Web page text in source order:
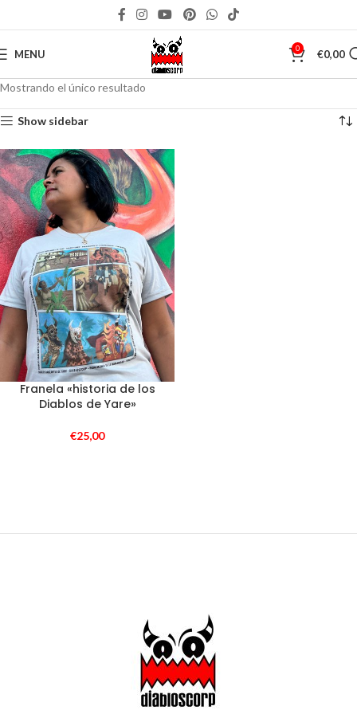
MENU 0 €0,00
Mostrando el único resultado
Show sidebar
Franela «historia de los
Diablos de Yare»
€25,00